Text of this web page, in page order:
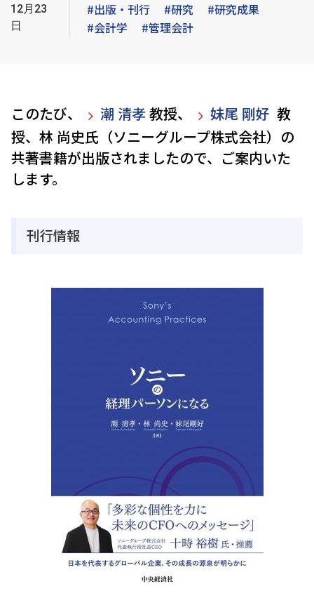
12月23
日
#出版・刊行
#研究
#研究成果
#会計学
#管理会計
このたび、 潮 清孝教授、 妹尾 剛好 教
授、林 尚史氏（ソニーグループ株式会社）の
共著書籍が出版されましたので、ご案内いた
します。
刊行情報